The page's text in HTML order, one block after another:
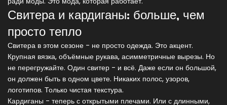
Свитера и кардиганы: больше, чем
просто тепло
Свитера в этом сезоне - не просто одежда. Это акцент.
Крупная вязка, объёмные рукава, асимметричные вырезы. Но
не перегружайте. Один свитер - и всё. Даже если он большой,
он должен быть в одном цвете. Никаких полос, узоров,
логотипов. Только чистая текстура.
Кардиганы - теперь с открытыми плечами. Или с длинными,